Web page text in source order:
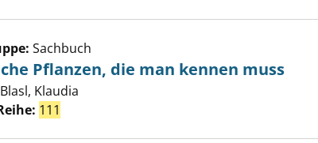
von 111 tödliche Pflanzen, die man kennen muss
Sachbuch
Pflanzen, die man kennen muss
Blasl, Klaudia
111